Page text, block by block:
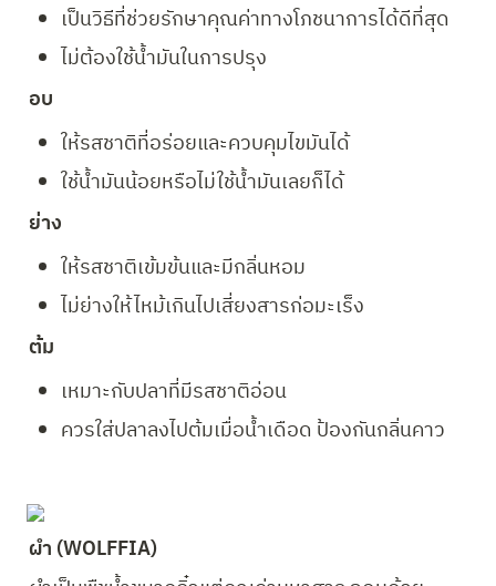
เป็นวิธีที่ช่วยรักษาคุณค่าทางโภชนาการได้ดีที่สุด
ไม่ต้องใช้น้ำมันในการปรุง
อบ
ให้รสชาติที่อร่อยและควบคุมไขมันได้
ใช้น้ำมันน้อยหรือไม่ใช้น้ำมันเลยก็ได้
ย่าง
ให้รสชาติเข้มข้นและมีกลิ่นหอม
ไม่ย่างให้ไหม้เกินไปเสี่ยงสารก่อมะเร็ง
ต้ม
เหมาะกับปลาที่มีรสชาติอ่อน
ควรใส่ปลาลงไปต้มเมื่อน้ำเดือด ป้องกันกลิ่นคาว
ผำ (WOLFFIA)